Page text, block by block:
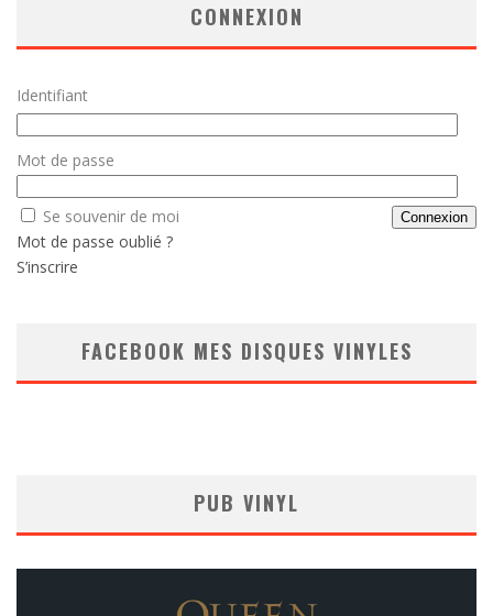
CONNEXION
Identifiant
Mot de passe
Se souvenir de moi
Mot de passe oublié ?
S’inscrire
FACEBOOK MES DISQUES VINYLES
PUB VINYL